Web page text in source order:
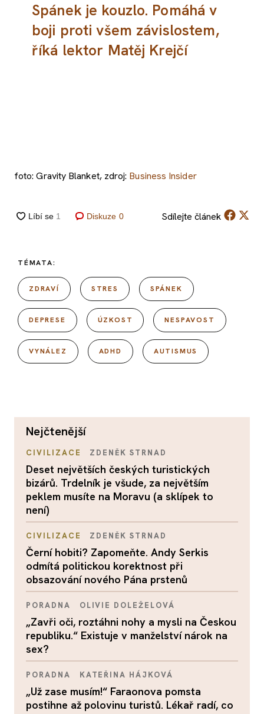
Spánek je kouzlo. Pomáhá v
boji proti všem závislostem,
říká lektor Matěj Krejčí
foto: Gravity Blanket, zdroj: Business Insider
Diskuze 0 Sdílejte článek
TÉMATA:
ZDRAVÍ STRES SPÁNEK
DEPRESE ÚZKOST NESPAVOST
VYNÁLEZ ADHD AUTISMUS
nejčtenější
CIVILIZACE ZDENĚK STRNAD
Deset největších českých turistických
bizárů. Trdelník je všude, za největším
peklem musíte na Moravu (a sklípek to
není)
CIVILIZACE ZDENĚK STRNAD
Černí hobiti? Zapomeňte. Andy Serkis
odmítá politickou korektnost při
obsazování nového Pána prstenů
PORADNA OLIVIE DOLEŽELOVÁ
„Zavři oči, roztáhni nohy a mysli na Českou
republiku.“ Existuje v manželství nárok na
sex?
PORADNA KATEŘINA HÁJKOVÁ
„Už zase musím!“ Faraonova pomsta
postihne až polovinu turistů. Lékař radí, co